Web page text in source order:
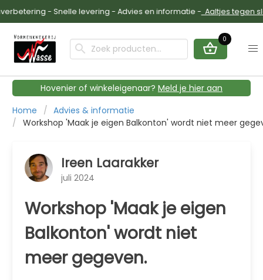
- Snelle levering - Advies en informatie -Aaltjes tegen
0
Hovenier of winkeleigenaar? Meld je hier aan
Home
Advies & informatie
Workshop 'Maak je eigen Balkonton' wordt niet meer
Ireen Laarakker
juli 2024
Workshop 'Maak je eigen
Balkonton' wordt niet
meer gegeven.